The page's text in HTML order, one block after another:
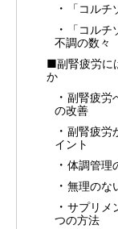
「コル
「コル
不調の数々
■副腎疲労に
か
副腎疲労
の改善
副腎疲労
イント
体調管理
無理のな
サプリメ
つの方法